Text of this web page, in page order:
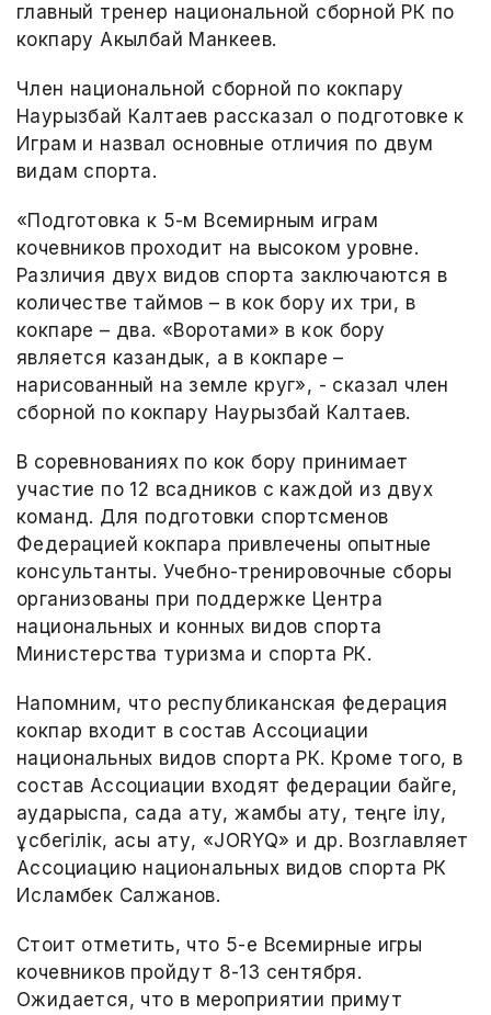
главный тренер национальной сборной РК по
кокпару Акылбай Манкеев.
Член национальной сборной по кокпару
Наурызбай Калтаев рассказал о подготовке к
Играм и назвал основные отличия по двум
видам спорта.
«Подготовка к 5-м Всемирным играм
кочевников проходит на высоком уровне.
Различия двух видов спорта заключаются в
количестве таймов – в кок бору их три, в
кокпаре – два. «Воротами» в кок бору
является казандык, а в кокпаре –
нарисованный на земле круг», - сказал член
сборной по кокпару Наурызбай Калтаев.
В соревнованиях по кок бору принимает
участие по 12 всадников с каждой из двух
команд. Для подготовки спортсменов
Федерацией кокпара привлечены опытные
консультанты. Учебно-тренировочные сборы
организованы при поддержке Центра
национальных и конных видов спорта
Министерства туризма и спорта РК.
Напомним, что республиканская федерация
кокпар входит в состав Ассоциации
национальных видов спорта РК. Кроме того, в
состав Ассоциации входят федерации байге,
аударыспақ, садақ ату, жамбы ату, теңге ілу,
құсбегілік, асық ату, «JORYQ» и др. Возглавляет
Ассоциацию национальных видов спорта РК
Исламбек Салжанов.
Стоит отметить, что 5-е Всемирные игры
кочевников пройдут 8-13 сентября.
Ожидается, что в мероприятии примут